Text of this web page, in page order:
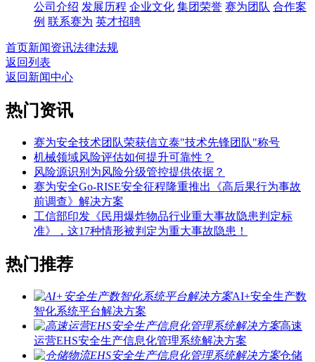
公司介绍 发展历程 企业文化 集团荣誉 赛为团队 合作案
例 联系赛为 英才招聘
首页新闻资讯法律法规
返回列表
返回新闻中心
热门资讯
赛为安全技术团队荣获信立泰"技术先锋团队"称号
机械领域风险评估如何提升可靠性？
风险源识别为风险分级管控提供依据？
赛为安全Go-RISE安全征程隆重推出《高后果行为事故
前调查》解决方案
工信部印发《民用爆炸物品行业重大事故隐患判定标
准》，这17种情形被判定为重大事故隐患！
热门推荐
AI+安全生产数
智化系统平台解决方案
高速
运营EHS安全生产信息化管理系统解决方案
仓储